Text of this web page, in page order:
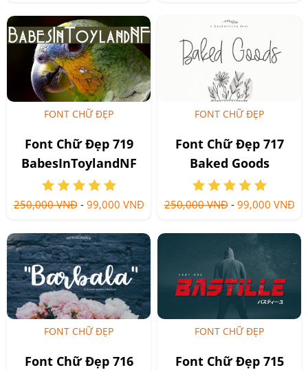
FONT CHỮ ĐẸP
Font Chữ Đẹp 719
BabesInToylandNF
250,000 VNĐ- 99,000 VNĐ
FONT CHỮ ĐẸP
Font Chữ Đẹp 717
Baked Goods
250,000 VNĐ- 99,000 VNĐ
FONT CHỮ ĐẸP
Font Chữ Đẹp 716
FONT CHỮ ĐẸP
Font Chữ Đẹp 715